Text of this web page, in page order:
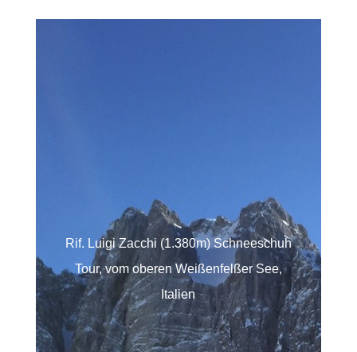
Rif. Luigi Zacchi (1.380m) Schneeschuh
Tour, vom oberen Weißenfelßer See,
Italien